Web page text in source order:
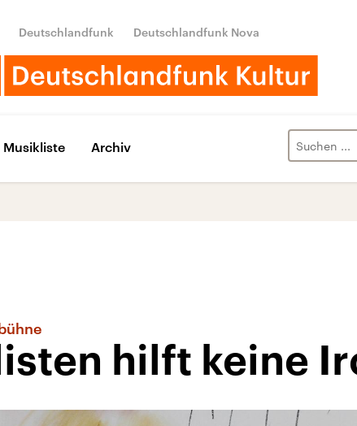
Deutschlandfunk Deutschlandfunk Nova
Musikliste Archiv
hilft keine